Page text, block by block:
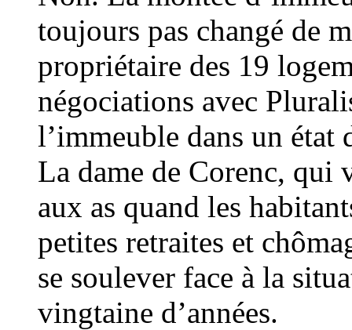
toujours pas changé de
propriétaire des 19
négociations avec
l’immeuble dans un état
La dame de Corenc, qui
aux as quand les
petites retraites et
se soulever face à la
vingtaine d’années.